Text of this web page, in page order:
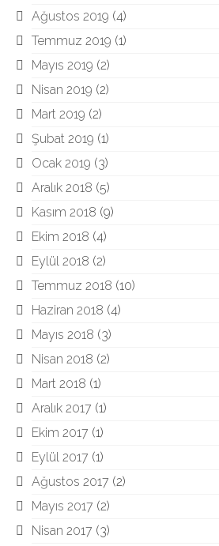
Ağustos 2019 (4)
Temmuz 2019 (1)
Mayıs 2019 (2)
Nisan 2019 (2)
Mart 2019 (2)
Şubat 2019 (1)
Ocak 2019 (3)
Aralık 2018 (5)
Kasım 2018 (9)
Ekim 2018 (4)
Eylül 2018 (2)
Temmuz 2018 (10)
Haziran 2018 (4)
Mayıs 2018 (3)
Nisan 2018 (2)
Mart 2018 (1)
Aralık 2017 (1)
Ekim 2017 (1)
Eylül 2017 (1)
Ağustos 2017 (2)
Mayıs 2017 (2)
Nisan 2017 (3)